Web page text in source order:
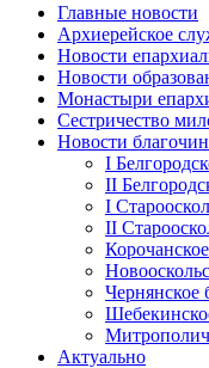
Главные новости
Архиерейское
Новости
Новости
Монастыри
Сестричество
Новости
I
II
I
II
Чернянское
Актуально